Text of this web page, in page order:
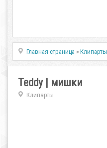
Главная страница »Клипарты
Teddy | мишки
Клипарты